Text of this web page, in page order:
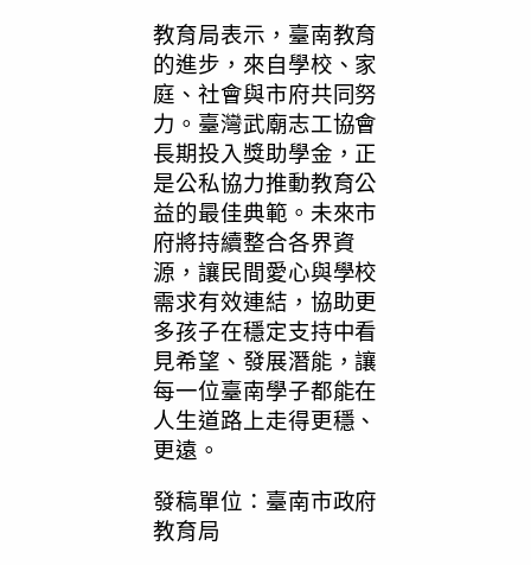
教育局表示，臺南教育
的進步，來自學校、家
庭、社會與市府共同努
力。臺灣武廟志工協會
長期投入獎助學金，正
是公私協力推動教育公
益的最佳典範。未來市
府將持續整合各界資
源，讓民間愛心與學校
需求有效連結，協助更
多孩子在穩定支持中看
見希望、發展潛能，讓
每一位臺南學子都能在
人生道路上走得更穩、
更遠。
發稿單位：臺南市政府
教育局